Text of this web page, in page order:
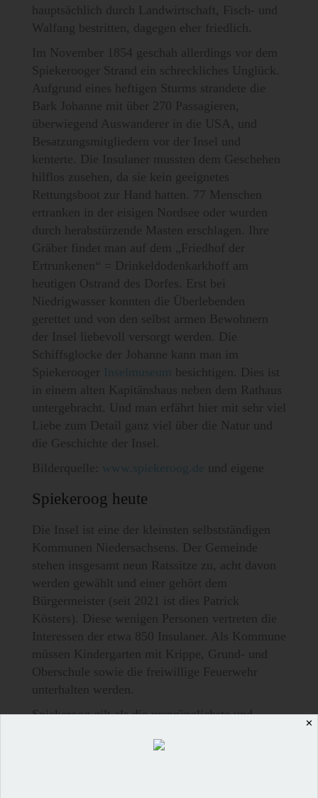
hauptsächlich durch Landwirtschaft, Fisch- und
Walfang bestritten, dagegen eher friedlich.
Im November 1854 geschah allerdings vor dem
Spiekerooger Strand ein schreckliches Unglück.
Aufgrund eines heftigen Sturms strandete die
Bark Johanne mit über 270 Passagieren,
überwiegend Auswanderer in die USA, und
Besatzungsmitgliedern vor der Insel und
kenterte. Die Insulaner mussten dem Geschehen
hilflos zusehen, da sie kein geeignetes
Rettungsboot zur Hand hatten. 77 Menschen
ertranken in der eisigen Nordsee oder wurden
durch herabstürzende Masten erschlagen. Ihre
Gräber findet man auf dem „Friedhof der
Ertrunkenen“ = Drinkeldodenkarkhoff am
heutigen Ostrand des Dorfes. Erst bei
Niedrigwasser konnten die Überlebenden
gerettet und von den selbst armen Bewohnern
der Insel liebevoll versorgt werden. Die
Schiffsglocke der Johanne kann man im
Spiekerooger
Inselmuseum besichtigen. Dies ist
in einem alten Kapitänshaus neben dem Rathaus
untergebracht. Und man erfährt hier mit sehr viel
Liebe zum Detail ganz viel über die Natur und
die Geschichte der Insel.
Bilderquelle: www.spiekeroog.de und eigene
Spiekeroog heute
Die Insel ist eine der kleinsten selbstständigen
Kommunen Niedersachsens. Der Gemeinde
stehen insgesamt neun Ratssitze zu, acht davon
werden gewählt und einer gehört dem
Bürgermeister (seit 2021 ist dies Patrick
Kösters). Diese wenigen Personen vertreten die
Interessen der etwa 850 Insulaner. Als Kommune
müssen Kindergarten mit Krippe, Grund- und
Oberschule sowie die freiwillige Feuerwehr
unterhalten werden.
Spiekeroog gilt als die ursprünglichste und
hauptsächlich an dem historischen Dorf liegt. In
✕